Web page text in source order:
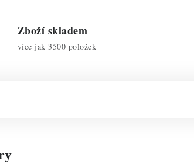
Zboží skladem
více jak 3500 položek